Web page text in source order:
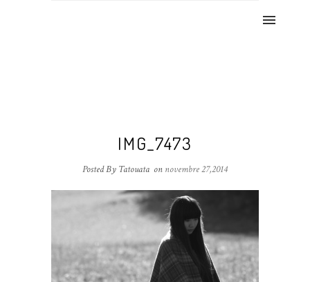
IMG_7473
Posted By Tatouata on novembre 27,2014